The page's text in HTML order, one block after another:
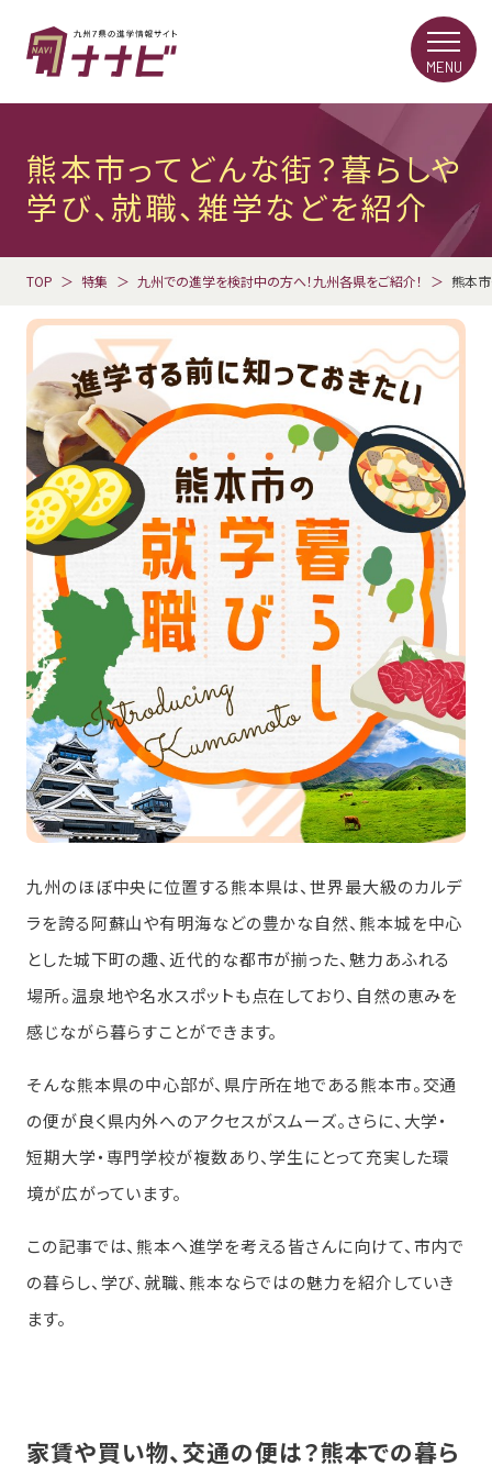
熊本市ってどんな街？暮らしや
学び、就職、雑学などを紹介
TOP 特集 九州での進学を検討中の方へ！九州各県をご紹介！ 熊本市
九州のほぼ中央に位置する熊本県は、世界最大級のカルデ
ラを誇る阿蘇山や有明海などの豊かな自然、熊本城を中心
とした城下町の趣、近代的な都市が揃った、魅力あふれる
場所。温泉地や名水スポットも点在しており、自然の恵みを
感じながら暮らすことができます。
そんな熊本県の中心部が、県庁所在地である熊本市。交通
の便が良く県内外へのアクセスがスムーズ。さらに、大学・
短期大学・専門学校が複数あり、学生にとって充実した環
境が広がっています。
この記事では、熊本へ進学を考える皆さんに向けて、市内で
の暮らし、学び、就職、熊本ならではの魅力を紹介していき
ます。
家賃や買い物、交通の便は？熊本での暮ら
MENU